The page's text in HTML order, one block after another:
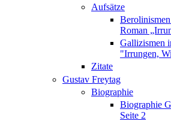
Aufsätze
Roman
Gallizismen
"Irrungen,
Zitate
Gustav Freytag
Biographie
Biographie
Seite 2